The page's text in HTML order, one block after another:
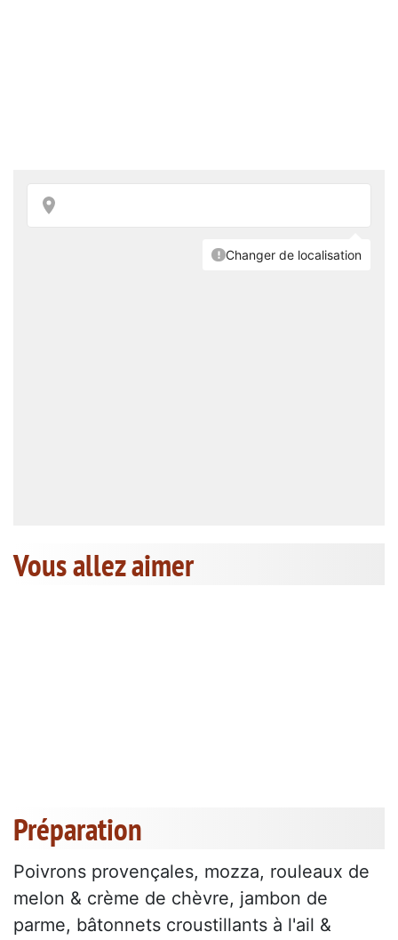
Vous allez aimer
Préparation
Poivrons provençales, mozza, rouleaux de
melon & crème de chèvre, jambon de
parme, bâtonnets croustillants à l'ail &